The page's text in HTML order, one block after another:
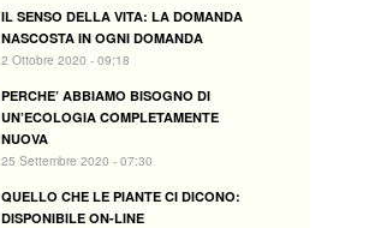
IL SENSO DELLA VITA: LA DOMANDA
NASCOSTA IN OGNI DOMANDA
2 Ottobre 2020 - 09:18
PERCHE’ ABBIAMO BISOGNO DI
UN’ECOLOGIA COMPLETAMENTE
NUOVA
25 Settembre 2020 - 07:30
QUELLO CHE LE PIANTE CI DICONO:
DISPONIBILE ON-LINE